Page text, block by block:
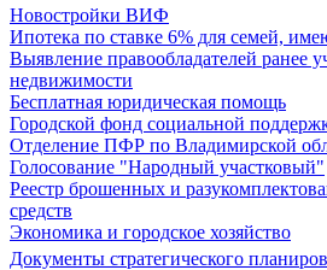
Новостройки ВИФ
Ипотека по ставке 6% для семей,
Выявление правообладателей ранее
недвижимости
Бесплатная юридическая помощь
Городской фонд социальной
Отделение ПФР по Владимирской
Голосование "Народный участковый"
Реестр брошенных и
средств
Экономика и городское хозяйство
Документы стратегического